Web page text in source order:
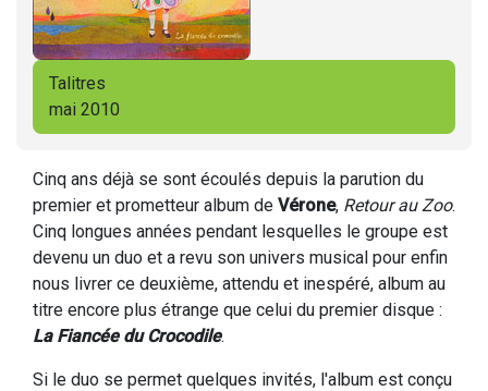
Talitres
mai 2010
Cinq ans déjà se sont écoulés depuis la parution du
premier et prometteur album de Vérone, Retour au Zoo.
Cinq longues années pendant lesquelles le groupe est
devenu un duo et a revu son univers musical pour enfin
nous livrer ce deuxième, attendu et inespéré, album au
titre encore plus étrange que celui du premier disque :
La Fiancée du Crocodile.
Si le duo se permet quelques invités, l'album est conçu